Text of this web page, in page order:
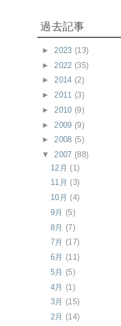
過去記事
► 2023 (13)
► 2022 (35)
►2014 (2)
►2011 (3)
► 2010 (9)
► 2009 (9)
►2008 (5)
▼2007 (88)
12月 (1)
11月 (3)
10月 (4)
9月 (5)
8月 (7)
7月 (17)
6月 (11)
5月 (5)
4月 (1)
3月 (15)
2月 (14)